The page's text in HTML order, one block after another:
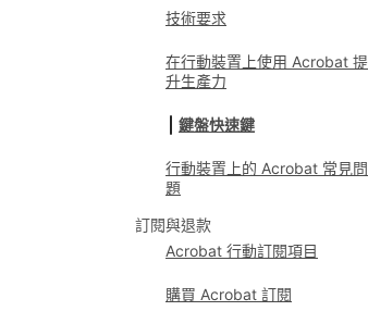
技術要求
在行動裝置上使用 Acrobat 提
升生產力
鍵盤快速鍵
行動裝置上的 Acrobat 常見問
題
訂閱與退款
Acrobat 行動訂閱項目
購買 Acrobat 訂閱